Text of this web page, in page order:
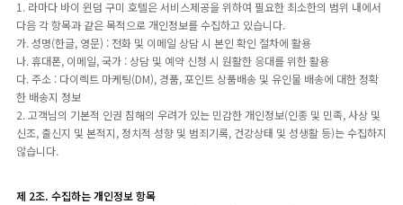
1. 라마다 바이 윈덤 구미 호텔은 서비스제공을 위하여 필요한 최소한의 범위 내에서
다음 각 항목과 같은 목적으로 개인정보를 수집하고 있습니다.
가. 성명(한글, 영문) : 전화 및 이메일 상담 시 본인 확인 절차에 활용
나. 휴대폰, 이메일, 국가 : 상담 및 예약 신청 시 원활한 응대를 위한 활용
다. 주소 : 다이렉트 마케팅(DM), 경품, 포인트 상품배송 및 유인물 배송에 대한 정확
한 배송지 정보
2. 고객님의 기본적 인권 침해의 우려가 있는 민감한 개인정보(인종 및 민족, 사상 및
신조, 출신지 및 본적지, 정치적 성향 및 범죄기록, 건강상태 및 성생활 등)는 수집하지
않습니다.
제 2조. 수집하는 개인정보 항목